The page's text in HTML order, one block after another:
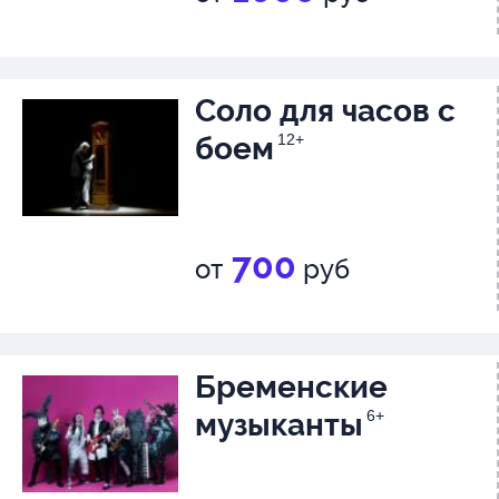
Соло для часов с
боем 12+
от 700 руб
Бременские
музыканты 6+